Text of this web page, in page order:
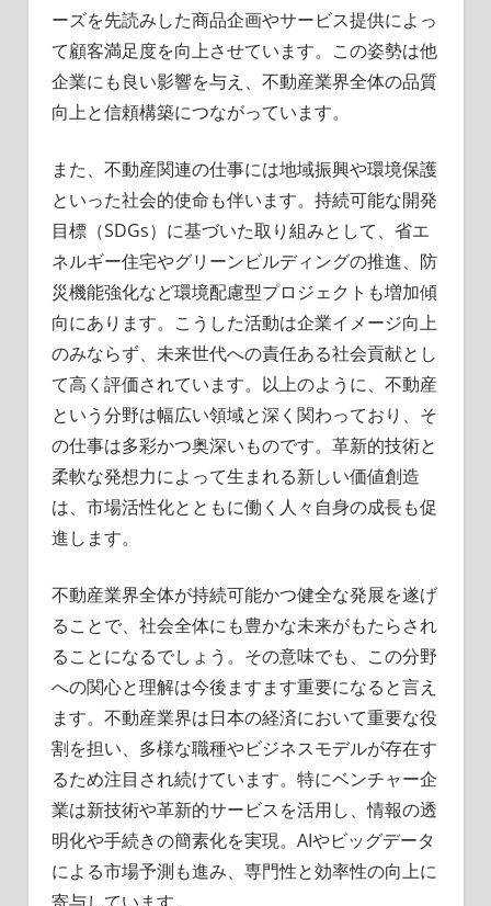
ーズを先読みした商品企画やサービス提供によっ
て顧客満足度を向上させています。この姿勢は他
企業にも良い影響を与え、不動産業界全体の品質
向上と信頼構築につながっています。
また、不動産関連の仕事には地域振興や環境保護
といった社会的使命も伴います。持続可能な開発
目標（SDGs）に基づいた取り組みとして、省エ
ネルギー住宅やグリーンビルディングの推進、防
災機能強化など環境配慮型プロジェクトも増加傾
向にあります。こうした活動は企業イメージ向上
のみならず、未来世代への責任ある社会貢献とし
て高く評価されています。以上のように、不動産
という分野は幅広い領域と深く関わっており、そ
の仕事は多彩かつ奥深いものです。革新的技術と
柔軟な発想力によって生まれる新しい価値創造
は、市場活性化とともに働く人々自身の成長も促
進します。
不動産業界全体が持続可能かつ健全な発展を遂げ
ることで、社会全体にも豊かな未来がもたらされ
ることになるでしょう。その意味でも、この分野
への関心と理解は今後ますます重要になると言え
ます。不動産業界は日本の経済において重要な役
割を担い、多様な職種やビジネスモデルが存在す
るため注目され続けています。特にベンチャー企
業は新技術や革新的サービスを活用し、情報の透
明化や手続きの簡素化を実現。AIやビッグデータ
による市場予測も進み、専門性と効率性の向上に